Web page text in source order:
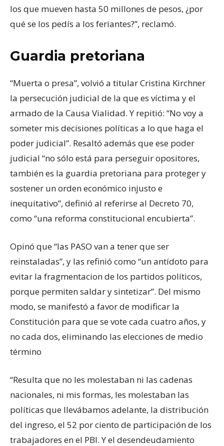
los que mueven hasta 50 millones de pesos, ¿por
qué se los pedís a los feriantes?”, reclamó.
Guardia pretoriana
“Muerta o presa”, volvió a titular Cristina Kirchner
la persecución judicial de la que es víctima y el
armado de la Causa Vialidad. Y repitió: “No voy a
someter mis decisiones políticas a lo que haga el
poder judicial”. Resaltó además que ese poder
judicial “no sólo está para perseguir opositores,
también es la guardia pretoriana para proteger y
sostener un orden económico injusto e
inequitativo”, definió al referirse al Decreto 70,
como “una reforma constitucional encubierta”.
Opinó que “las PASO van a tener que ser
reinstaladas”, y las refinió como “un antídoto para
evitar la fragmentacion de los partidos políticos,
porque permiten saldar y sintetizar”. Del mismo
modo, se manifestó a favor de modificar la
Constitución para que se vote cada cuatro años, y
no cada dos, eliminando las elecciones de medio
término
“Resulta que no les molestaban ni las cadenas
nacionales, ni mis formas, les molestaban las
políticas que llevábamos adelante, la distribución
del ingreso, el 52 por ciento de participación de los
trabajadores en el PBI. Y el desendeudamiento